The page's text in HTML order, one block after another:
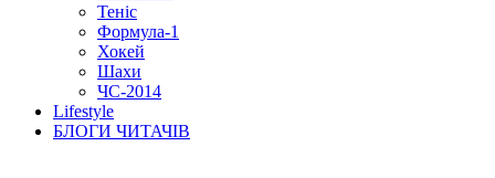
Теніс
Формула-1
Хокей
Шахи
ЧС-2014
Lifestyle
БЛОГИ ЧИТАЧІВ